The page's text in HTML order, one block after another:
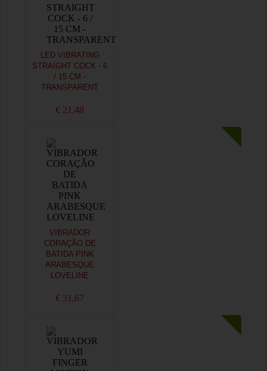
LED VIBRATING
STRAIGHT COCK - 6
/ 15 CM -
TRANSPARENT
€ 21,48
VIBRADOR
CORAÇÃO DE
BATIDA PINK
ARABESQUE
LOVELINE
€ 31,67